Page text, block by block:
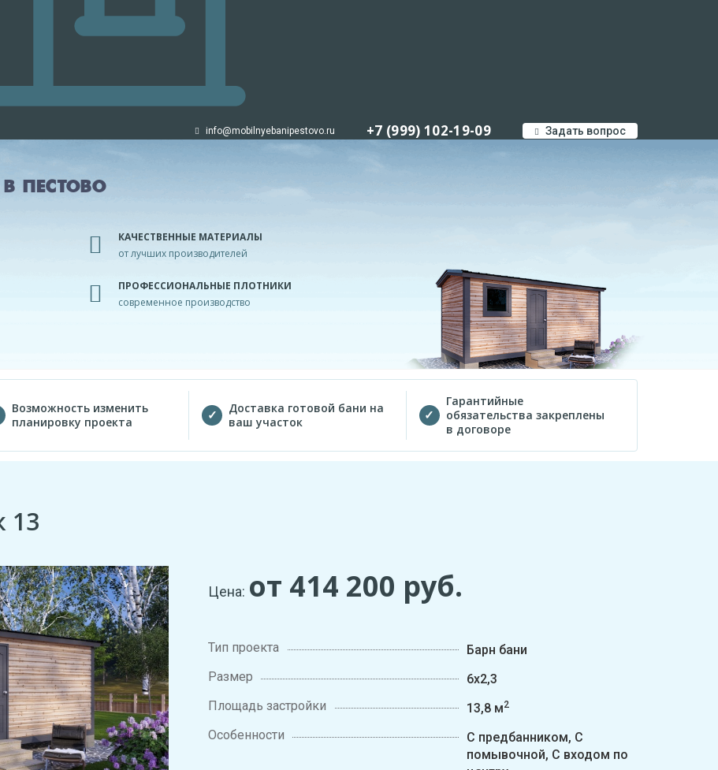
info@mobilnyebanipestovo.ru +7 (999) 102-19-09 Задать вопрос
ПЕСТОВО
КАЧЕСТВЕННЫЕ МАТЕРИАЛЫ
от лучших производителей
ПРОФЕССИОНАЛЬНЫЕ ПЛОТНИКИ
современное производство
Возможность изменить
планировку проекта
Доставка готовой бани на
ваш участок
Гарантийные
обязательства закреплены
в договоре
13
Цена: от 414 200 руб.
Тип проекта
Барн бани
Размер
6х2,3
Площадь застройки
13,8 м2
Особенности
С предбанником, С
помывочной, С входом по